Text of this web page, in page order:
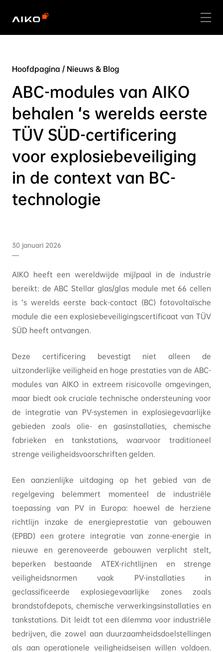
Hoofdpagina / Nieuws & Blog
ABC-modules van AIKO
behalen ‘s werelds eerste
TÜV SÜD-certificering
voor explosiebeveiliging
in de context van BC-
technologie
30 januari 2026
AIKO heeft een wereldwijde mijlpaal in de industrie
bereikt: de ABC Stellar glas/glas module met 66 cellen
is ‘s werelds eerste back-contact (BC) fotovoltaïsche
module die een explosiebeveiligingscertificaat van TÜV
SÜD heeft ontvangen.
Deze certificering bevestigt niet alleen de
uitzonderlijke veiligheid en hoge prestaties van de ABC-
modules van AIKO in extreem risicovolle omgevingen,
maar biedt ook cruciale technische ondersteuning voor
de integratie van PV-systemen in explosiegevaarlijke
gebieden zoals olie- en gasinstallaties, chemische
fabrieken en tankstations, waarvoor traditioneel
strenge veiligheidsvoorschriften gelden.
Een aanzienlijke uitdaging op het gebied van de
regelgeving belemmert momenteel de industriële
toepassing van PV in Europa: hoewel de herziene
richtlijn inzake de energieprestatie van gebouwen
(EPBD) een grotere integratie van zonne-energie in
nieuwe en gerenoveerde gebouwen verplicht stelt,
beperken bestaande ATEX-richtlijnen en strenge
veiligheidsnormen vaak PV-installaties in
geclassificeerde explosiegevaarlijke zones zoals
brandstofdepots, chemische verwerkingsinstallaties en
tankstations. Dit leidt tot een dilemma voor industriële
bedrijven, die zowel aan duurzaamheidsdoelstellingen
als aan operationele veiligheidseisen willen voldoen.